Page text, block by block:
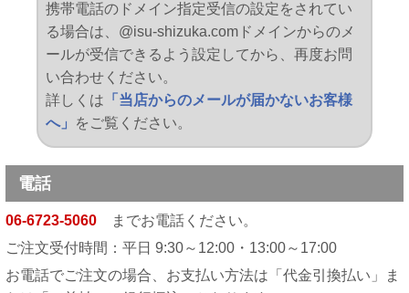
携帯電話のドメイン指定受信の設定をされてい
る場合は、@isu-shizuka.comドメインからのメ
ールが受信できるよう設定してから、再度お問
い合わせください。
詳しくは 「当店からのメールが届かないお客様
へ」
をご覧ください。
電話
06-6723-5060 までお電話ください。
ご注文受付時間：平日 9:30～12:00・13:00～17:00
お電話でご注文の場合、お支払い方法は「代金引換払い」ま